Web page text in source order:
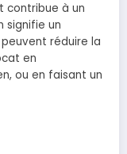
contribue à un
signifie un
réduire la
en
ou en faisant un